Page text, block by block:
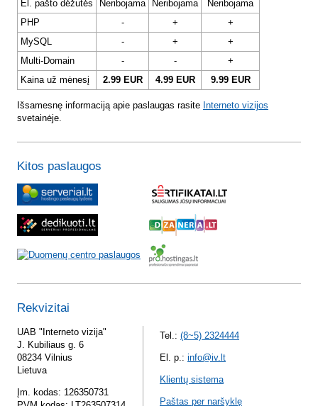
El. pašto dėžutės
Neribojama Neribojama
Neribojama
PHP
- +
+
MySQL
- +
+
Multi-Domain
- -
+
Kaina už mėnesį
2.99 EUR 4.99 EUR 9.99 EUR
Išsamesnę informaciją apie paslaugas rasite Interneto vizijos
svetainėje.
Kitos paslaugos
Rekvizitai
UAB "Interneto vizija"
J. Kubiliaus g. 6
08234 Vilnius
Lietuva
Įm. kodas: 126350731
Tel.: (8~5) 2324444
El. p.: info@iv.lt
Klientų sistema
Paštas per naršyklę